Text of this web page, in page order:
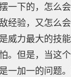
一下的，怎么
经验，又怎么
威力最大的技
。但是，当这
一加一的问题